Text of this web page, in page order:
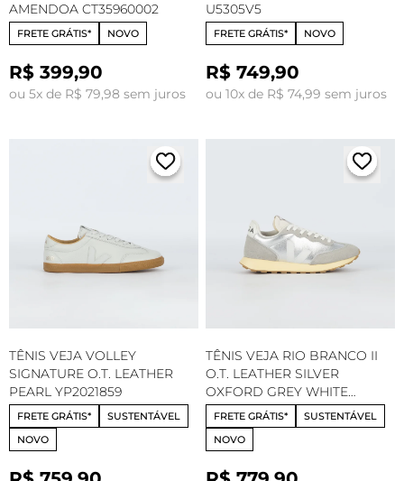
AMENDOA CT35960002
FRETE GRÁTIS* NOVO
R$ 399,90
ou 5x de R$ 79,98 sem juros
U5305V5
FRETE GRÁTIS* NOVO
R$ 749,90
ou 10x de R$ 74,99 sem juros
TÊNIS VEJA VOLLEY
SIGNATURE O.T. LEATHER
PEARL YP2021859
FRETE GRÁTIS*
SUSTENTÁVEL
NOVO
TÊNIS VEJA RIO BRANCO II
O.T. LEATHER SILVER
OXFORD GREY WHITE
RO2021923
FRETE GRÁTIS*
SUSTENTÁVEL
NOVO